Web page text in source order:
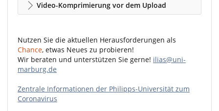
Video-Komprimierung vor dem Upload
Nutzen Sie die aktuellen Herausforderungen als
Chance, etwas Neues zu probieren!
Wir beraten und unterstützen Sie gerne! ilias@uni-
marburg.de
Zentrale Informationen der Philipps-Universität zum
Coronavirus